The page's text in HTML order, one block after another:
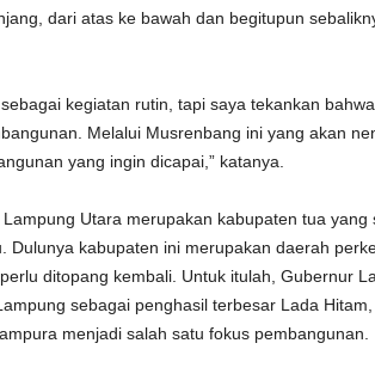
dari atas ke bawah dan begitupun
kegiatan rutin, tapi saya tekankan
Melalui Musrenbang ini yang akan
yang ingin dicapai,” katanya.
Utara merupakan kabupaten tua
Dulunya kabupaten ini merupakan daerah
ditopang kembali. Untuk itulah, Gubernur
sebagai penghasil terbesar Lada
menjadi salah satu fokus pembangunan.